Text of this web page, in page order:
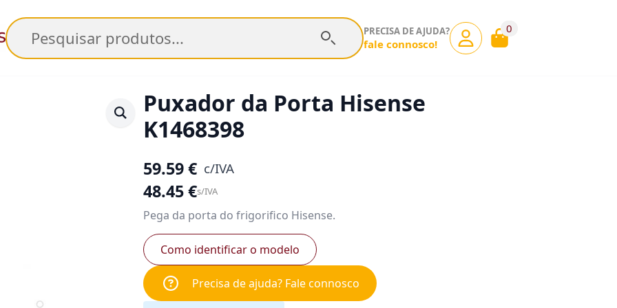
Pesquisar PRECISA DE AJUDA?
fale connosco!
0
Puxador da Porta Hisense
K1468398
59.59€ c/IVA
48.45€s/IVA
Pega da porta do frigorifico Hisense.
Como identificar o modelo
Precisa de ajuda? Fale connosco